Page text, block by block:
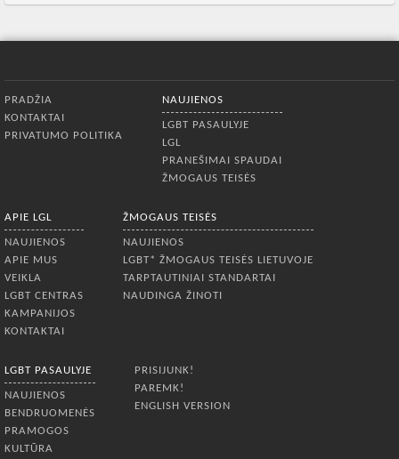
PRADŽIA
KONTAKTAI
PRIVATUMO POLITIKA
NAUJIENOS
LGBT PASAULYJE
LGL
PRANEŠIMAI SPAUDAI
ŽMOGAUS TEISĖS
APIE LGL
NAUJIENOS
APIE MUS
VEIKLA
LGBT CENTRAS
KAMPANIJOS
KONTAKTAI
ŽMOGAUS TEISĖS
NAUJIENOS
LGBT* ŽMOGAUS TEISĖS LIETUVOJE
TARPTAUTINIAI STANDARTAI
NAUDINGA ŽINOTI
LGBT PASAULYJE
NAUJIENOS
BENDRUOMENĖS
PRAMOGOS
KULTŪRA
PRISIJUNK!
PAREMK!
ENGLISH VERSION